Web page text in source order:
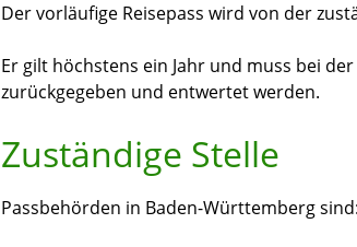
Der vorläufige Reisepass wird von der
Er gilt höchstens ein Jahr und muss bei
zurückgegeben und entwertet werden.
Zuständige Stelle
Passbehörden in Baden-Württemberg sind: